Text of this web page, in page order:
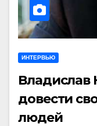
ИНТЕРВЬЮ
довести
людей